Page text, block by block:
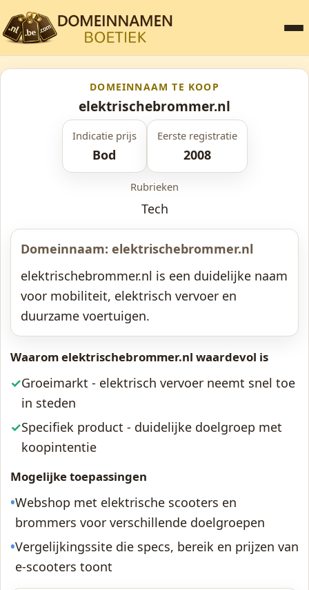
DOMEINNAAM TE KOOP
elektrischebrommer.nl
Indicatie prijs
Bod
Eerste registratie
2008
Rubrieken
Tech
Domeinnaam: elektrischebrommer.nl
elektrischebrommer.nl is een duidelijke naam
voor mobiliteit, elektrisch vervoer en
duurzame voertuigen.
Waarom elektrischebrommer.nl waardevol is
✓Groeimarkt - elektrisch vervoer neemt snel toe
in steden
✓Specifiek product - duidelijke doelgroep met
koopintentie
Mogelijke toepassingen
•Webshop met elektrische scooters en
brommers voor verschillende doelgroepen
•Vergelijkingssite die specs, bereik en prijzen van
e-scooters toont